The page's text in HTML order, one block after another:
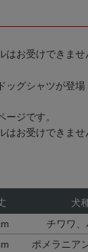
お受けできませ
ッグシャツが登
ジです。
お受けできませ
犬
チワワ
ポメラニア